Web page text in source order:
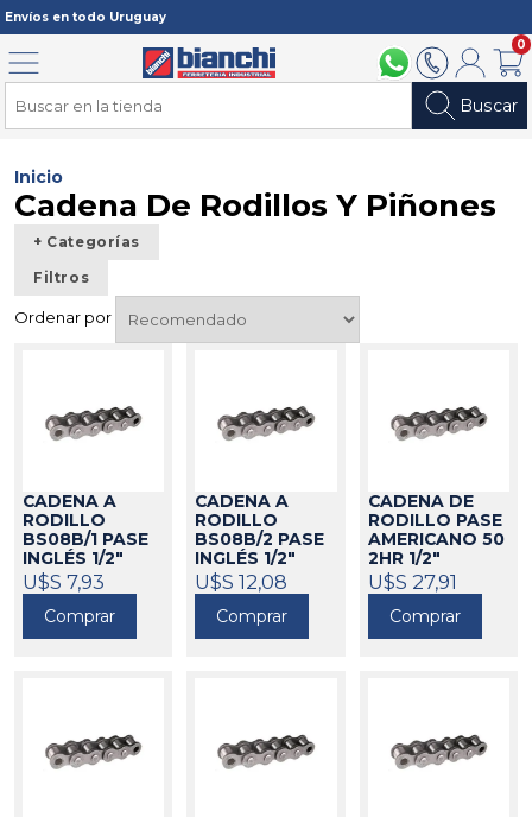
Envíos en todo Uruguay
094 211 1122902 2902Mi cuenta
0
Buscar
Menú
Inicio
Cadena De Rodillos Y Piñones
+ Categorías
Filtros
Ordenar por
CADENA A
RODILLO
BS08B/1 PASE
INGLÉS 1/2"
DONGHUA
702032
U$S 7,93
Comprar
CADENA A
RODILLO
BS08B/2 PASE
INGLÉS 1/2"
DONGHUA
702033
U$S 12,08
Comprar
CADENA DE
RODILLO PASE
AMERICANO 50
2HR 1/2"
REFORZADA
DONGHUA
702139
U$S 27,91
Comprar